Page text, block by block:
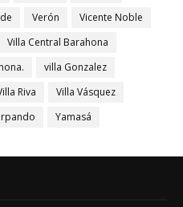
Verón
Vicente Noble
Villa Central Barahona
villa Gonzalez
Riva
Villa Vásquez
Yamasá